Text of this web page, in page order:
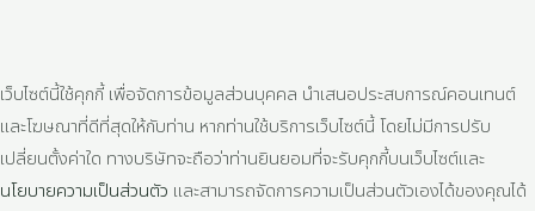
เว็บไซต์นี้ใช้คุกกี้ เพื่อจัดการข้อมูลส่วนบุคคล นำเสนอประสบการณ์คอนเทนต์
และโฆษณาที่ดีที่สุดให้กับท่าน หากท่านใช้บริการเว็บไซต์นี้ โดยไม่มีการปรับ
เปลี่ยนตั้งค่าใด ทางบริษัทจะถือว่าท่านยินยอมที่จะรับคุกกี้บนเว็บไซต์และ
นโยบายความเป็นส่วนตัว และสามารถจัดการความเป็นส่วนตัวเองได้ของคุณได้